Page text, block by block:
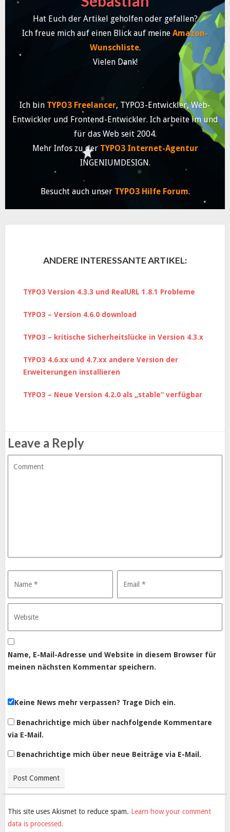
Hat Euch der Artikel geholfen oder gefallen?
Ich freue mich auf einen Blick auf meine Amazon-
Wunschliste.
Vielen Dank!
Ich bin TYPO3 Freelancer, TYPO3-Entwickler, Web-
Entwickler und Frontend-Entwickler. Ich arbeite im und
für das Web seit 2004.
Mehr Infos zu der TYPO3 Internet-Agentur
INGENIUMDESIGN.
Besucht auch unser TYPO3 Hilfe Forum.
ANDERE INTERESSANTE ARTIKEL:
TYPO3 Version 4.3.3 und RealURL 1.8.1 Probleme
TYPO3 – Version 4.6.0 download
TYPO3 – kritische Sicherheitslücke in Version 4.3.x
TYPO3 4.6.xx und 4.7.xx andere Version der
Erweiterungen installieren
TYPO3 – Neue Version 4.2.0 als „stable“ verfügbar
Leave a Reply
Name, E-Mail-Adresse und Website in diesem Browser für
meinen nächsten Kommentar speichern.
Keine News mehr verpassen? Trage Dich ein.
Benachrichtige mich über nachfolgende Kommentare
via E-Mail.
Benachrichtige mich über neue Beiträge via E-Mail.
This site uses Akismet to reduce spam. Learn how your comment
data is processed.